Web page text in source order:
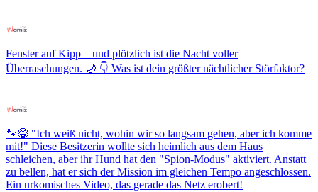
Fenster auf Kipp – und plötzlich ist die Nacht voller
Überraschungen. 🌙 👇 Was ist dein größter nächtlicher Störfaktor?
🐾😂 "Ich weiß nicht, wohin wir so langsam gehen, aber ich komme
mit!" Diese Besitzerin wollte sich heimlich aus dem Haus
schleichen, aber ihr Hund hat den "Spion-Modus" aktiviert. Anstatt
zu bellen, hat er sich der Mission im gleichen Tempo angeschlossen.
Ein urkomisches Video, das gerade das Netz erobert!